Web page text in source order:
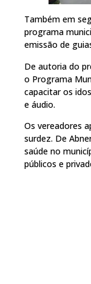
Também em
programa
emissão de
De autoria do
o Programa
capacitar os
e áudio.
Os vereadores
surdez. De
saúde no
públicos e